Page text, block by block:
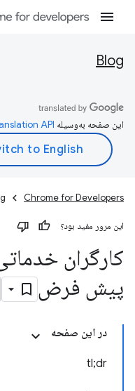
Blog
این صفحه به‌وسیله
Chrome for Developers
این مرور مفید بود؟
کارگران
پیش فرض
در این صفحه
tl;dr